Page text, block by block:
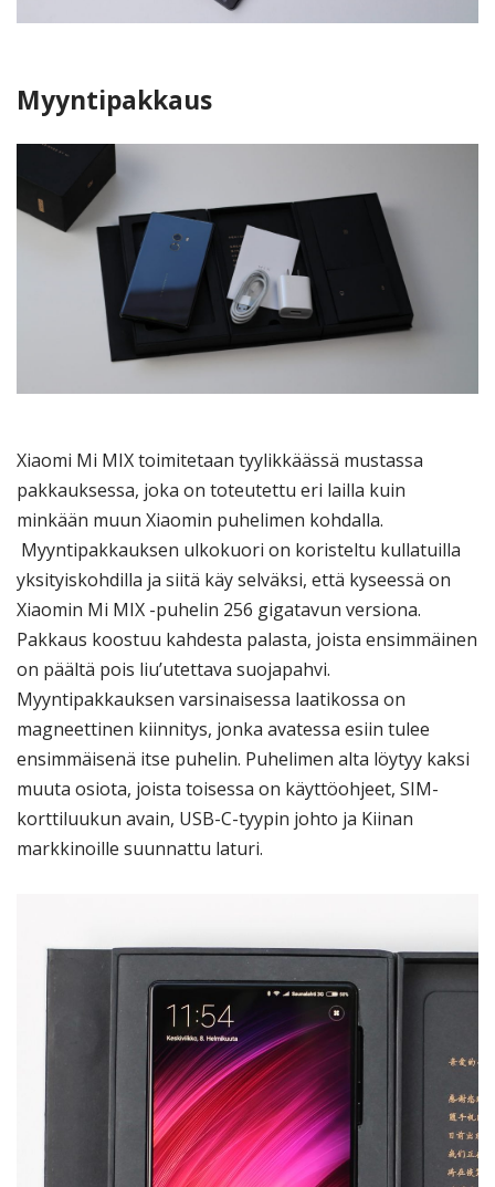
Myyntipakkaus
Xiaomi Mi MIX toimitetaan tyylikkäässä mustassa
pakkauksessa, joka on toteutettu eri lailla kuin
minkään muun Xiaomin puhelimen kohdalla.
Myyntipakkauksen ulkokuori on koristeltu kullatuilla
yksityiskohdilla ja siitä käy selväksi, että kyseessä on
Xiaomin Mi MIX -puhelin 256 gigatavun versiona.
Pakkaus koostuu kahdesta palasta, joista ensimmäinen
on päältä pois liu’utettava suojapahvi.
Myyntipakkauksen varsinaisessa laatikossa on
magneettinen kiinnitys, jonka avatessa esiin tulee
ensimmäisenä itse puhelin. Puhelimen alta löytyy kaksi
muuta osiota, joista toisessa on käyttöohjeet, SIM-
korttiluukun avain, USB-C-tyypin johto ja Kiinan
markkinoille suunnattu laturi.